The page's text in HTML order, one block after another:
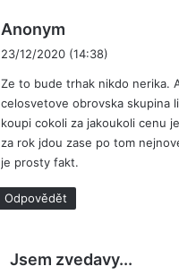
Anonym
s
a
l
:
23/12/2020 (14:38)
Ze to bude trhak nikdo nerika.
celosvetove obrovska skupina
koupi cokoli za jakoukoli cenu
za rok jdou zase po tom
je prosty fakt.
Odpovědět
Jsem zvedavy...